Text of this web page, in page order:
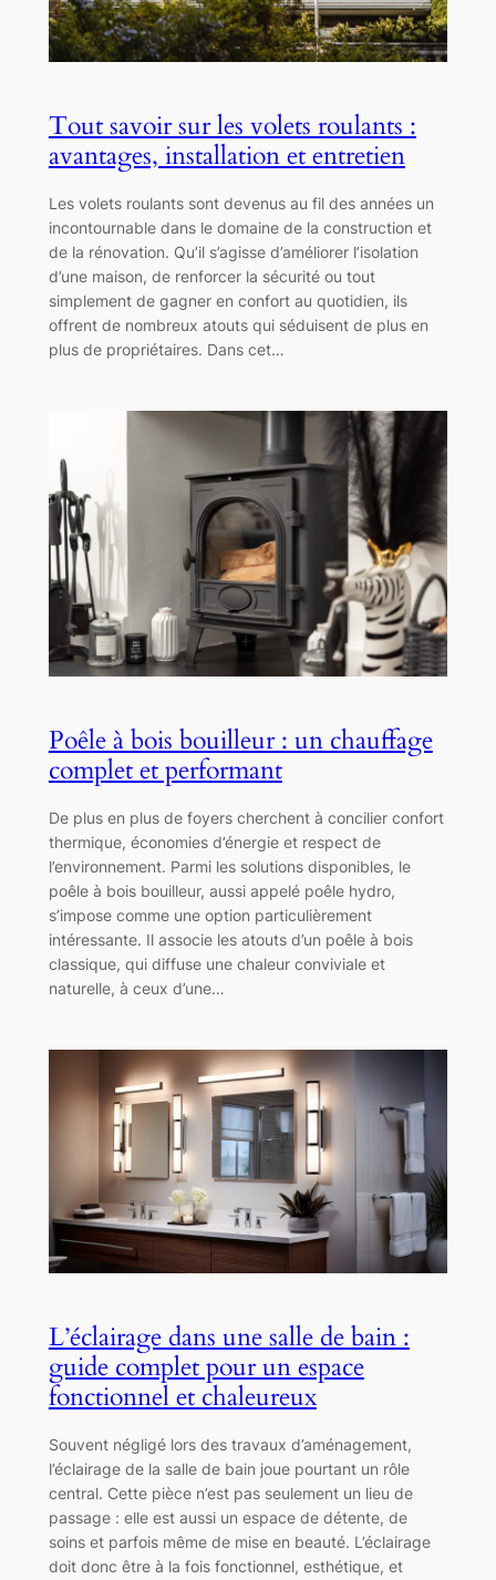
Tout savoir sur les volets roulants :
avantages, installation et entretien
Les volets roulants sont devenus au fil des années un
incontournable dans le domaine de la construction et
de la rénovation. Qu’il s’agisse d’améliorer l’isolation
d’une maison, de renforcer la sécurité ou tout
simplement de gagner en confort au quotidien, ils
offrent de nombreux atouts qui séduisent de plus en
plus de propriétaires. Dans cet…
Poêle à bois bouilleur : un chauffage
complet et performant
De plus en plus de foyers cherchent à concilier confort
thermique, économies d’énergie et respect de
l’environnement. Parmi les solutions disponibles, le
poêle à bois bouilleur, aussi appelé poêle hydro,
s’impose comme une option particulièrement
intéressante. Il associe les atouts d’un poêle à bois
classique, qui diffuse une chaleur conviviale et
naturelle, à ceux d’une…
L’éclairage dans une salle de bain :
guide complet pour un espace
fonctionnel et chaleureux
Souvent négligé lors des travaux d’aménagement,
l’éclairage de la salle de bain joue pourtant un rôle
central. Cette pièce n’est pas seulement un lieu de
passage : elle est aussi un espace de détente, de
soins et parfois même de mise en beauté. L’éclairage
doit donc être à la fois fonctionnel, esthétique, et